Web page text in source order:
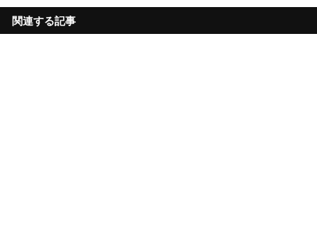
関連する記事